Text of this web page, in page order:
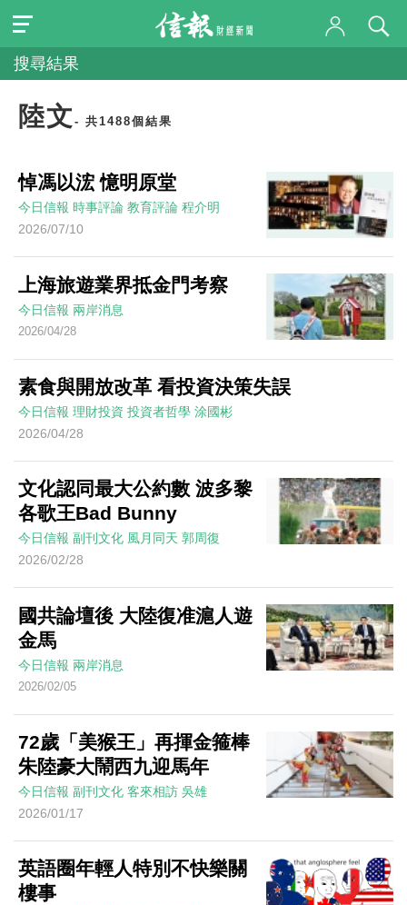
搜尋結果
陸文 - 共1488個結果
悼馮以浤 憶明原堂
今日信報 時事評論 教育評論 程介明
2026/07/10
上海旅遊業界抵金門考察
今日信報 兩岸消息
2026/04/28
素食與開放改革 看投資決策失誤
今日信報 理財投資 投資者哲學 涂國彬
2026/04/28
文化認同最大公約數 波多黎
各歌王Bad Bunny
今日信報 副刊文化 風月同天 郭周復
2026/02/28
國共論壇後 大陸復准滬人遊
金馬
今日信報 兩岸消息
2026/02/05
72歲「美猴王」再揮金箍棒
朱陸豪大鬧西九迎馬年
今日信報 副刊文化 客來相訪 吳雄
2026/01/17
英語圈年輕人特別不快樂關
樓事